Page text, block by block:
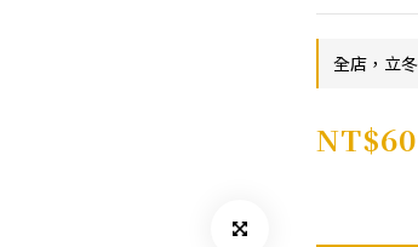
全店，立
NT$60